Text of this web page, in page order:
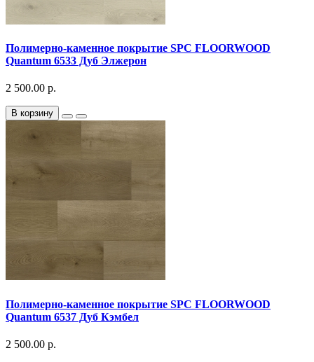
Полимерно-каменное покрытие SPC FLOORWOOD
Quantum 6533 Дуб Элжерон
2 500.00 р.
В корзину
Полимерно-каменное покрытие SPC FLOORWOOD
Quantum 6537 Дуб Кэмбел
2 500.00 р.